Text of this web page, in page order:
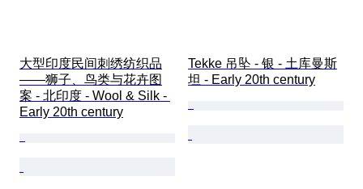
大型印度民间刺绣纺织品
——狮子、鸟类与花卉图
案 - 北印度 - Wool & Silk -
Early 20th century
Tekke 吊坠 - 银 - 土库曼斯
坦 - Early 20th century